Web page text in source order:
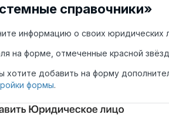
справочники»
информацию о своих юридических
на форме, отмеченные красной
хотите добавить на форму
формы.